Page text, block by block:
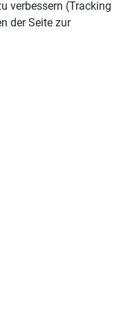
verbessern (Tracking
der Seite zur